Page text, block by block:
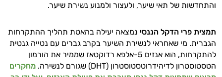
והתחדשות של תאי שיער, ולעצור ולמנוע נשירת שיער.
תמצית פרי הדקל הננסי נמצאה יעילה בהאטת תהליך ההתקרחות
הגברית. מי שאחראי לנשירת השיער בקרב גברים עם נטייה גנטית
להתקרחות, הוא אנזים 5-אלפא רדוקטאז שממיר את הורמון
הטסטוסטרון לדיהידרוטסטוסטרון (DHT) שגורם לנשירה.
מחקרים